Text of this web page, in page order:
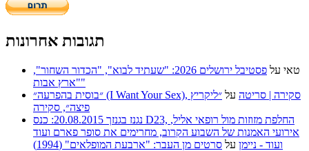
תגובות אחרונות
טאי על
פסטיבל ירושלים 2026: "שעתיד לבוא", "הכדור השחור",
"ארץ אבות"
״בוסית בהפרעה״ (I Want Your Sex), סקירה | סריטה על ״ליקריץ
פיצה״, סקירה
נגנז בגנזך 20.08.2015: כנס D23, החלפת מזוזות מול רופאי אליל,
אירועי האמנות של השבוע הקרוב, מחרימים את סופר פארם ועוד
ועוד - ניימן על סרטים מן העבר: "ארבעת המופלאים" (1994)